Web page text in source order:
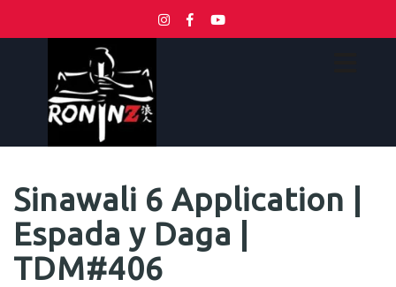
Sinawali 6 Application |
Espada y Daga |
TDM#406